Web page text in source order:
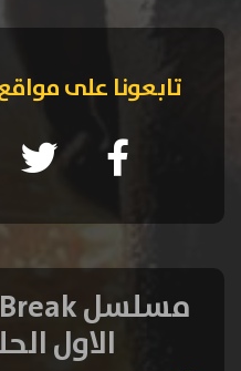
تابعونا على
الاول